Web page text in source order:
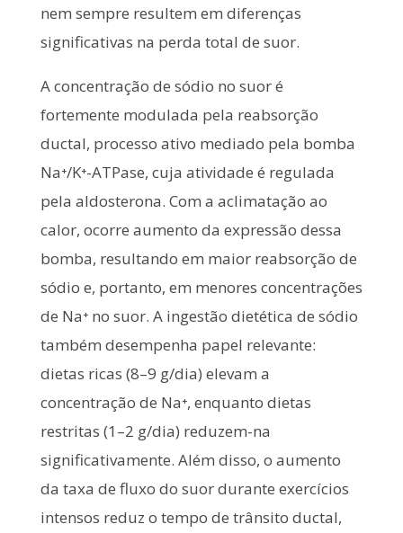
nem sempre resultem em diferenças
significativas na perda total de suor.
A concentração de sódio no suor é
fortemente modulada pela reabsorção
ductal, processo ativo mediado pela bomba
Na⁺/K⁺-ATPase, cuja atividade é regulada
pela aldosterona. Com a aclimatação ao
calor, ocorre aumento da expressão dessa
bomba, resultando em maior reabsorção de
sódio e, portanto, em menores concentrações
de Na⁺ no suor. A ingestão dietética de sódio
também desempenha papel relevante:
dietas ricas (8–9 g/dia) elevam a
concentração de Na⁺, enquanto dietas
restritas (1–2 g/dia) reduzem-na
significativamente. Além disso, o aumento
da taxa de fluxo do suor durante exercícios
intensos reduz o tempo de trânsito ductal,